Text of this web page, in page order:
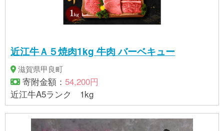
近江牛Ａ５焼肉1kg 牛肉 バーベキュー
滋賀県甲良町
寄附金額： 54,200円
近江牛A5ランク 1kg